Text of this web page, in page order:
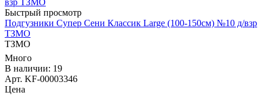
Быстрый просмотр
Подгузники Супер Сени Классик Large (100-150см) №10 д/взр
ТЗМО
ТЗМО
Много
В наличии: 19
Арт. KF-00003346
Цена